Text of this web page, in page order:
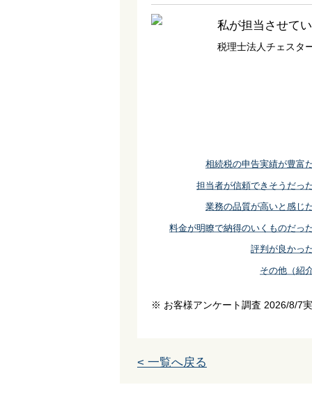
私が担当させて
税理士法人チェスタ
相続税の申告実績が豊富
担当者が信頼できそうだっ
業務の品質が高いと感じ
料金が明瞭で納得のいくものだっ
評判が良かっ
その他（紹
※ お客様アンケート調査 2026/8/7
< 一覧へ戻る